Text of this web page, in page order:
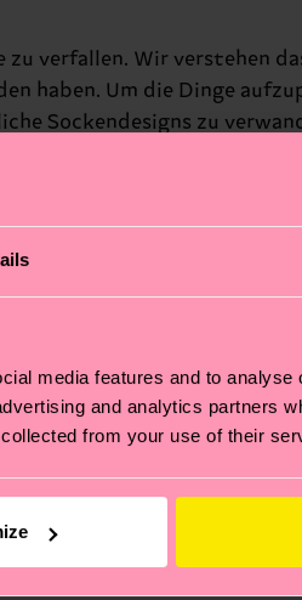
media features and to
and analytics partners
from your use of their
zu verfallen. Wir verstehen
haben. Um die Dinge
Sockendesigns zu
ethische Lieferkette, die
Versandübersicht findest du
die genaue Lieferzeit von